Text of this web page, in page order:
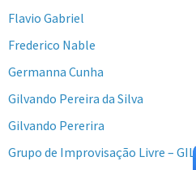
Flavio Gabriel
Frederico Nable
Germanna Cunha
Gilvando Pereira da Silva
Gilvando Pererira
Grupo de Improvisação Livre – GIL